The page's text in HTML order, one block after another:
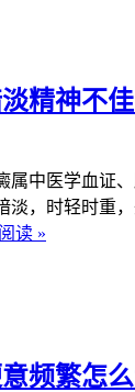
精神不佳
医学血证
，时轻时重
读 »
频繁怎么